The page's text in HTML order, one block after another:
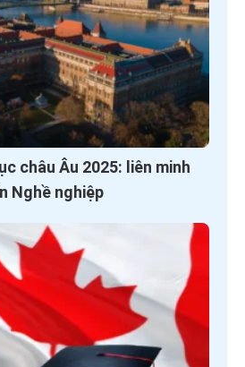
châu Âu 2025: liên minh
Nghề nghiệp